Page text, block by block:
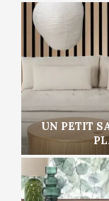
UN PETIT